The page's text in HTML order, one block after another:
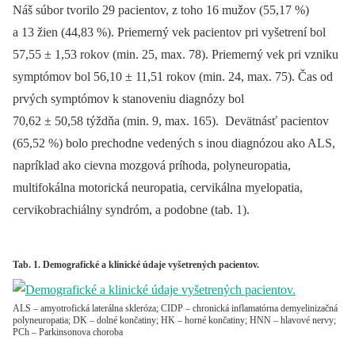
Náš súbor tvorilo 29 pacientov, z toho 16 mužov (55,17 %)
a 13 žien (44,83 %). Priemerný vek pacientov pri vyšetrení bol
57,55 ± 1,53 rokov (min. 25, max. 78). Priemerný vek pri vzniku
symptómov bol 56,10 ± 11,51 rokov (min. 24, max. 75). Čas od
prvých symptómov k stanoveniu diagnózy bol
70,62 ± 50,58 týždňa (min. 9, max. 165). Devätnásť pacientov
(65,52 %) bolo prechodne vedených s inou diagnózou ako ALS,
napríklad ako cievna mozgová príhoda, polyneuropatia,
multifokálna motorická neuropatia, cervikálna myelopatia,
cervikobrachiálny syndróm, a podobne (tab. 1).
Tab. 1. Demografické a klinické údaje vyšetrených pacientov.
ALS – amyotrofická laterálna skleróza; CIDP – chronická inflamatórna demyelinizačná
polyneuropatia; DK – dolné končatiny; HK – horné končatiny; HNN – hlavové nervy;
PCh – Parkinsonova choroba